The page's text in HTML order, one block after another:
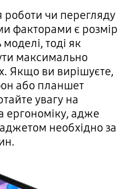
чи перегляду
факторами є розмір
тоді як
максимально
Якщо ви вирішуєте,
або планшет
увагу на
ергономіку, адже
необхідно за